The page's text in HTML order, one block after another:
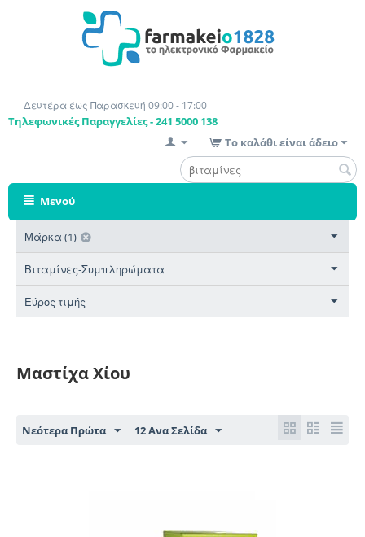
Δευτέρα έως Παρασκευή 09:00 - 17:00
Τηλεφωνικές Παραγγελίες - 241 5000 138
Το καλάθι είναι άδειο
Μενού
Μάρκα (1)
Βιταμίνες-Συμπληρώματα
Εύρος τιμής
Μαστίχα Χίου
Νεότερα Πρώτα 12 Ανα Σελίδα